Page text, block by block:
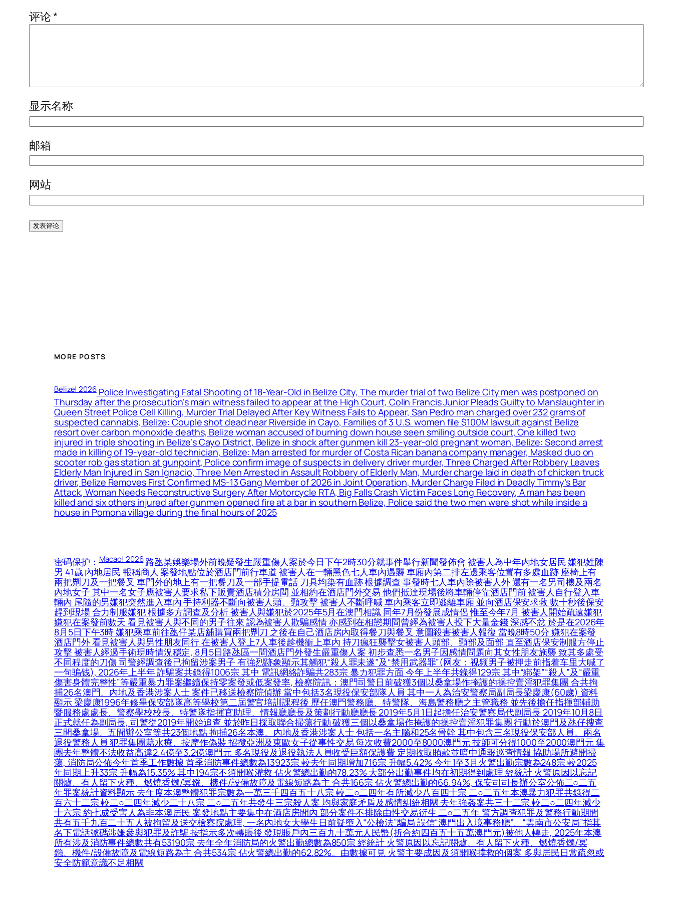
评论*
显示名称
邮箱
网站
MORE POSTS
Belize! 2026Police Investigating Fatal Shooting of 18-Year-Old in Belize City, The murder trial of two Belize City men was postponed on
Thursday after the prosecution’s main witness failed to appear at the High Court, Colin Francis Junior Pleads Guilty to Manslaughter in
Queen Street Police Cell Killing, Murder Trial Delayed After Key Witness Fails to Appear, San Pedro man charged over 232 grams of
suspected cannabis, Belize: Couple shot dead near Riverside in Cayo, Families of 3 U.S. women file $100M lawsuit against Belize
resort over carbon monoxide deaths, Belize woman accused of burning down house seen smiling outside court, One killed two
injured in triple shooting in Belize’s Cayo District, Belize in shock after gunmen kill 23-year-old pregnant woman, Belize: Second arrest
made in killing of 19-year-old technician, Belize: Man arrested for murder of Costa Rican banana company manager, Masked duo on
scooter rob gas station at gunpoint, Police confirm image of suspects in delivery driver murder, Three Charged After Robbery Leaves
Elderly Man Injured in San Ignacio, Three Men Arrested in Assault Robbery of Elderly Man, Murder charge laid in death of chicken truck
driver, Belize Removes First Confirmed MS-13 Gang Member of 2026 in Joint Operation, Murder Charge Filed in Deadly Timmy’s Bar
Attack, Woman Needs Reconstructive Surgery After Motorcycle RTA, Big Falls Crash Victim Faces Long Recovery, A man has been
killed and six others injured after gunmen opened fire at a bar in southern Belize, Police said the two men were shot while inside a
house in Pomona village during the final hours of 2025
密码保护：Macao! 2026路氹某娛樂場外前晚疑發生嚴重傷人案於今日下午2時30分就事件舉行新聞發佈會 被害人為中年內地女居民 嫌犯姓陳
男 41歲 內地居民 報稱商人 案發地點位於酒店門前行車道 被害人在一輛黑色七人車內遇襲 車廂內第二排左邊乘客位置有多處血跡 座椅上有
兩把𠝹刀及一把餐叉 車門外的地上有一把餐刀及一部手提電話 刀具均染有血跡 根據調查 事發時七人車內除被害人外 還有一名男司機及兩名
內地女子 其中一名女子應被害人要求私下販賣酒店積分房間 並相約在酒店門外交易 他們抵達現場後將車輛停靠酒店門前 被害人自行登入車
輛內 尾隨的男嫌犯突然進入車內 手持利器不斷向被害人頭、頸攻擊 被害人不斷呼喊 車內乘客立即逃離車廂 並向酒店保安求救 數十秒後保安
趕到現場 合力制服嫌犯 根據多方調查及分析 被害人與嫌犯於2025年5月在澳門相識 同年7月份發展成情侶 惟至今年7月 被害人開始疏遠嫌犯
嫌犯在案發前數天 看見被害人與不同的男子往來 認為被害人欺騙感情 亦感到在相戀期間曾經為被害人投下大量金錢 深感不忿 於是在2026年
8月5日下午3時 嫌犯乘車前往氹仔某店舖購買兩把𠝹刀 之後在自己酒店房內取得餐刀與餐叉 意圖殺害被害人報復 當晚8時50分 嫌犯在案發
酒店門外 看見被害人與男性朋友同行 在被害人登上7人車後趁機衝上車內 持刀瘋狂襲擊女被害人頭部、頸部及面部 直至酒店保安制服方停止
攻擊 被害人經過手術現時情況穩定, 8月5日路氹區一間酒店門外發生嚴重傷人案 初步查悉一名男子因感情問題向其女性朋友施襲 致其多處受
不同程度的刀傷 司警經調查後已拘留涉案男子 有強烈跡象顯示其觸犯“殺人罪未遂”及“禁用武器罪”(网友：视频男子被押走前指着车里大喊了
一句骗钱), 2026年上半年 詐騙案共錄得1006宗 其中 電訊網絡詐騙共283宗 暴力犯罪方面 今年上半年共錄得129宗 其中“綁架”“殺人”及“嚴重
傷害身體完整性”等嚴重暴力罪案繼續保持零案發或低案發率, 檢察院訊：澳門司警日前破獲3個以桑拿場作掩護的操控賣淫犯罪集團 合共拘
捕26名澳門、內地及香港涉案人士 案件已移送檢察院偵辦 當中包括3名現役保安部隊人員 其中一人為治安警察局副局長梁慶康(60歲) 資料
顯示 梁慶康1996年修畢保安部隊高等學校第二屆警官培訓課程後 歷任澳門警務廳、特警隊、海島警務廳之主管職務 並先後擔任指揮部輔助
暨服務處處長、警察學校校長、特警隊指揮官助理、情報廳廳長及策劃行動廳廳長 2019年5月1日起擔任治安警察局代副局長 2019年10月8日
正式就任為副局長, 司警從2019年開始追查 並於昨日採取聯合掃蕩行動 破獲三個以桑拿場作掩護的操控賣淫犯罪集團 行動於澳門及氹仔搜查
三間桑拿場、五間辦公室等共23個地點 拘捕26名本澳、內地及香港涉案人士 包括一名主腦和25名骨幹 其中包含三名現役保安部人員、兩名
退役警務人員 犯罪集團藉水療、按摩作偽裝 招攬亞洲及東歐女子從事性交易 每次收費2000至8000澳門元 技師可分得1000至2000澳門元 集
團去年整體不法收益高達2.4億至3.2億澳門元 多名現役及退役執法人員收受巨額保護費 定期收取賄款並暗中通報巡查情報 協助場所避開掃
蕩, 消防局公佈今年首季工作數據 首季消防事件總數為13923宗 較去年同期增加716宗 升幅5.42% 今年1至3月火警出勤宗數為248宗 較2025
年同期上升33宗 升幅為15.35% 其中194宗不須開喉灌救 佔火警總出勤的78.23% 大部分出勤事件均在初期得到處理 經統計 火警原因以忘記
關爐、有人留下火種、燃燒香燭/冥鏹、機件/設備故障及電線短路為主 合共166宗 佔火警總出勤的66.94%, 保安司司長辦公室公佈二○二五
年罪案統計資料顯示 去年度本澳整體犯罪宗數為一萬三千四百五十八宗 較二○二四年有所減少八百四十宗 二○二五年本澳暴力犯罪共錄得二
百六十二宗 較二○二四年減少二十八宗 二○二五年共發生三宗殺人案 均與家庭矛盾及感情糾紛相關 去年強姦案共三十二宗 較二○二四年減少
十六宗 約七成受害人為非本澳居民 案發地點主要集中在酒店房間內 部分案件不排除由性交易衍生 二○二五年 警方調查犯罪及警務行動期間
共有五千九百二十五人被拘留及送交檢察院處理, 一名內地女大學生日前疑墮入“公檢法”騙局 誤信“澳門出入境事務廳”、“雲南市公安局”指其
名下電話號碼涉嫌參與犯罪及詐騙 按指示多次轉賬後 發現賬戶內三百九十萬元人民幣(折合約四百五十五萬澳門元)被他人轉走, 2025年本澳
所有涉及消防事件總數共有53190宗 去年全年消防局的火警出勤總數為850宗 經統計 火警原因以忘記關爐、有人留下火種、燃燒香燭/冥
鏹、機件/設備故障及電線短路為主 合共534宗 佔火警總出勤的62.82%。由數據可見 火警主要成因及須開喉撲救的個案 多與居民日常疏忽或
安全防範意識不足相關